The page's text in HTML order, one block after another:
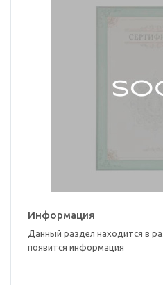
Информация
Данный раздел находится в
появится информация